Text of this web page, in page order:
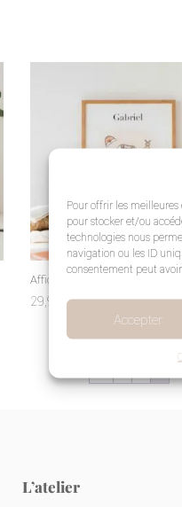
Pour offrir les
pour stocker et/ou
technologies nous
navigation ou les ID
consentement peut
Accepter
Affiche personnalisée
29,90 €
L’atelier